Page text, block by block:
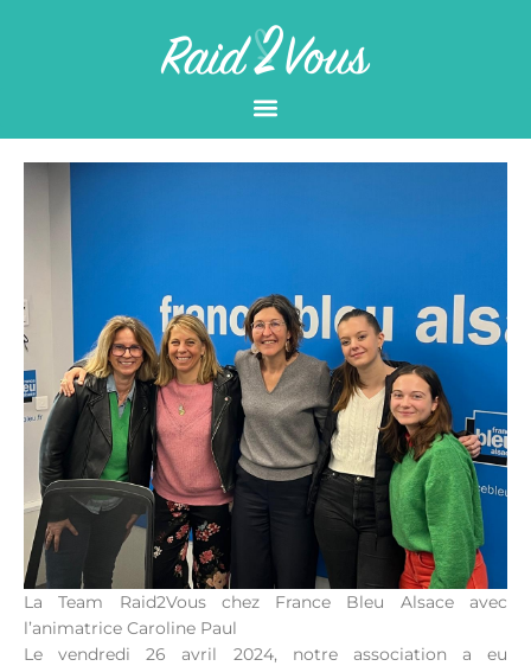
La Team Raid2Vous chez France Bleu Alsace avec
l’animatrice Caroline Paul
Le vendredi 26 avril 2024, notre association a eu